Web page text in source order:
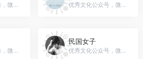
优秀文化公众号，微信号：littlemindfamily 优秀文化公众号，微信号：gh_3de073cffcfc
优秀文化公众号，微信号：jrgjcamp
民国女子
优秀文化公众号，微信号：mgnz123